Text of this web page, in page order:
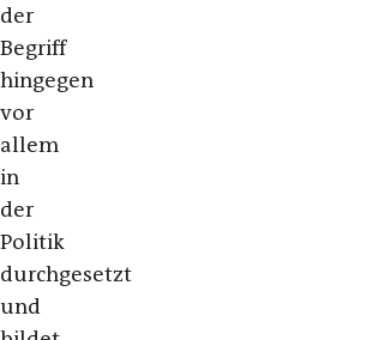
der
Begriff
hingegen
vor
allem
in
der
Politik
durchgesetzt
und